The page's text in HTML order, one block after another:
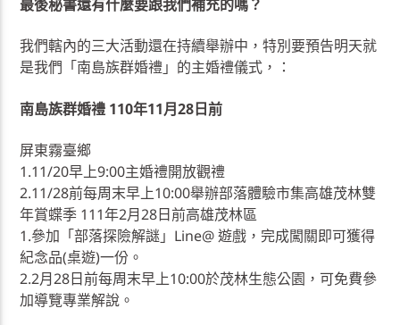
最後秘書還有什麼要跟我們補充的嗎？
我們轄內的三大活動還在持續舉辦中，特別要預告明天就
是我們「南島族群婚禮」的主婚禮儀式，：
南島族群婚禮 110年11月28日前
屏東霧臺鄉
1.11/20早上9:00主婚禮開放觀禮
2.11/28前每周末早上10:00舉辦部落體驗市集高雄茂林雙
年賞蝶季 111年2月28日前高雄茂林區
1.參加「部落探險解謎」Line@ 遊戲，完成闖關即可獲得
紀念品(桌遊)一份。
2.2月28日前每周末早上10:00於茂林生態公園，可免費參
加導覽專業解說。